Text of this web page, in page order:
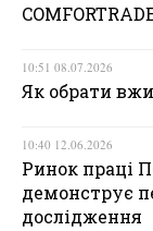
10:51 08.07.2026
Як обрати
10:40 12.06.2026
Ринок праці
демонструє
дослідження